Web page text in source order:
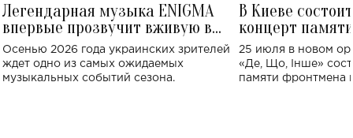
Легендарная музыка ENIGMA
впервые прозвучит вживую в
Украине: где состоится концерт
Осенью 2026 года украинских зрителей
ждет одно из самых ожидаемых
музыкальных событий сезона.
В Киеве
концерт
Клименко:
исполнят песни
25 июля в новом
«Де, Що, Інше»
памяти фронтмена